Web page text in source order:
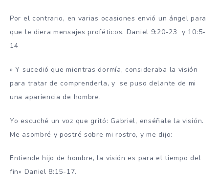
Por el contrario, en varias ocasiones envió un ángel para
que le diera mensajes proféticos. Daniel 9:20-23 y 10:5-
14
» Y sucedió que mientras dormía, consideraba la visión
para tratar de comprenderla, y se puso delante de mi
una apariencia de hombre.
Yo escuché un voz que gritó: Gabriel, enséñale la visión.
Me asombré y postré sobre mi rostro, y me dijo:
Entiende hijo de hombre, la visión es para el tiempo del
fin» Daniel 8:15-17.